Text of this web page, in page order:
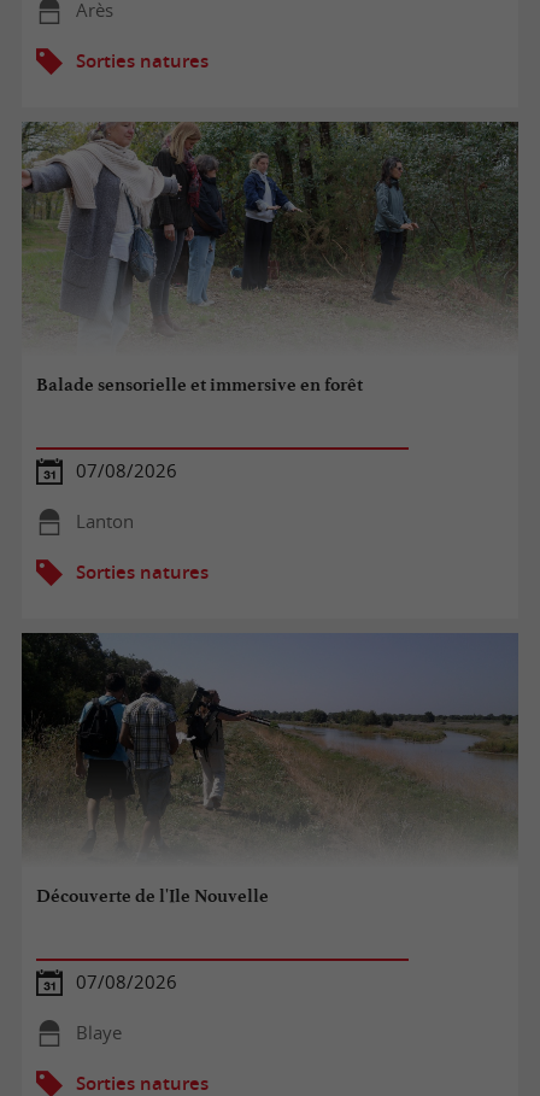
Arès
Sorties natures
Balade sensorielle et immersive en forêt
07/08/2026
Lanton
Sorties natures
Découverte de l'Ile Nouvelle
07/08/2026
Blaye
Sorties natures